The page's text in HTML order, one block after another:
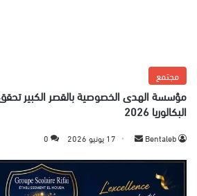
مجتمع
البكالوريا 2026
Bentaleb
ل
17 يونيو 2026 0